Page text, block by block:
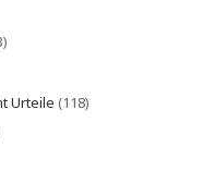
Urteile (118)